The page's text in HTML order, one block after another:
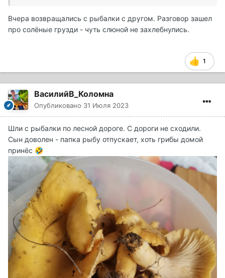
Вчера возвращались с рыбалки с другом. Разговор зашел
про солёные грузди - чуть слюной не захлебнулись.
1
ВасилийВ_Коломна
Опубликовано 31 Июля 2023
Шли с рыбалки по лесной дороге. С дороги не сходили.
Сын доволен - папка рыбу отпускает, хоть грибы домой
принёс 🤣